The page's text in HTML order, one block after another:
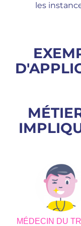
les
MÉDECIN DU